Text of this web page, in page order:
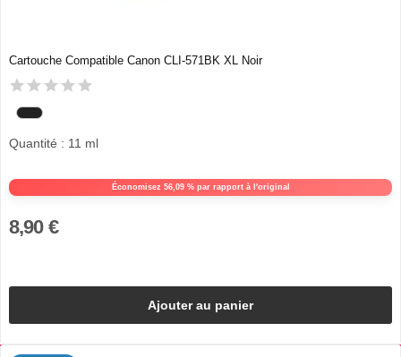
Cartouche Compatible Canon CLI-571BK XL Noir
Économisez 56,09 % par rapport à l'original
Quantité : 11 ml
8,90 €
Ajouter au panier